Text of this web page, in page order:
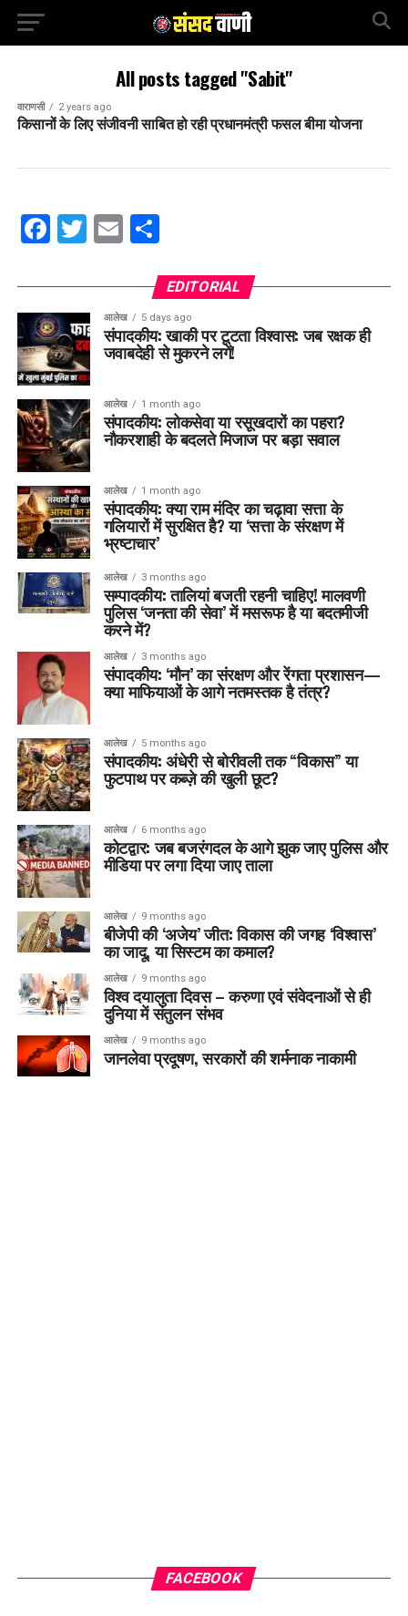
All posts tagged "Sabit"
वाराणसी 2 years ago
किसानों के लिए संजीवनी साबित हो रही प्रधानमंत्री फसल बीमा योजना
Facebook
Twitter
EmailShare
EDITORIAL
आलेख 5 days ago
संपादकीय: खाकी पर टूटता विश्वास: जब रक्षक ही
जवाबदेही से मुकरने लगें!
आलेख 1 month ago
संपादकीय: लोकसेवा या रसूखदारों का पहरा?
नौकरशाही के बदलते मिजाज पर बड़ा सवाल
आलेख 1 month ago
संपादकीय: क्या राम मंदिर का चढ़ावा सत्ता के
गलियारों में सुरक्षित है? या ‘सत्ता के संरक्षण में
भ्रष्टाचार’
आलेख 3 months ago
सम्पादकीय: तालियां बजती रहनी चाहिए! मालवणी
पुलिस ‘जनता की सेवा’ में मसरूफ है या बदतमीजी
करने में?
आलेख 3 months ago
संपादकीय: ‘मौन’ का संरक्षण और रेंगता प्रशासन—
क्या माफियाओं के आगे नतमस्तक है तंत्र?
आलेख 5 months ago
संपादकीय: अंधेरी से बोरीवली तक “विकास” या
फुटपाथ पर कब्ज़े की खुली छूट?
आलेख 6 months ago
कोटद्वार: जब बजरंगदल के आगे झुक जाए पुलिस और
मीडिया पर लगा दिया जाए ताला
आलेख 9 months ago
बीजेपी की ‘अजेय’ जीत: विकास की जगह ‘विश्वास’
का जादू, या सिस्टम का कमाल?
आलेख 9 months ago
विश्व दयालुता दिवस – करुणा एवं संवेदनाओं से ही
दुनिया में संतुलन संभव
आलेख 9 months ago
जानलेवा प्रदूषण, सरकारों की शर्मनाक नाकामी
FACEBOOK